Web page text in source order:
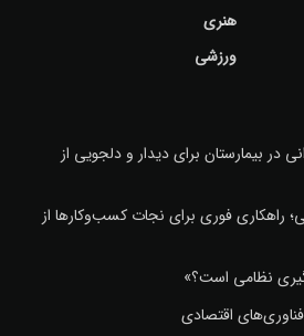
هنری
ورزشی
در بیمارستان برای دیدار و دلجویی از
راهکاری فوری برای نجات کسب‌وکارها از
نظامی است؟»
اقتصادی